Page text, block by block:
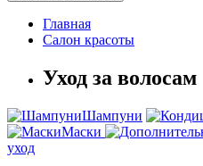
Главная
Салон красоты
Уход за волосам
Шампуни
Маски
уход